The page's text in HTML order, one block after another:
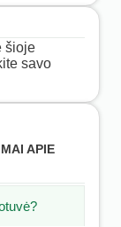
šioje
savo
APIE